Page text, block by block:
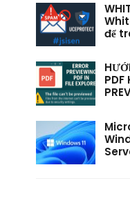
để
PDF